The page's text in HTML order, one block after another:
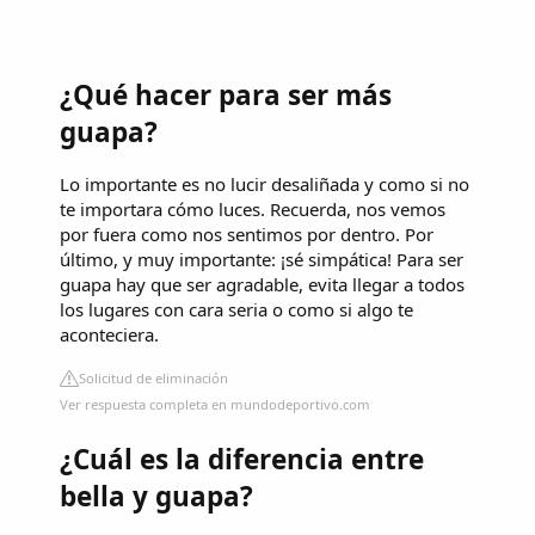
¿Qué hacer para ser más
guapa?
Lo importante es no lucir desaliñada y como si no
te importara cómo luces. Recuerda, nos vemos
por fuera como nos sentimos por dentro. Por
último, y muy importante: ¡sé simpática! Para ser
guapa hay que ser agradable, evita llegar a todos
los lugares con cara seria o como si algo te
aconteciera.
Solicitud de eliminación
Ver respuesta completa en mundodeportivo.com
¿Cuál es la diferencia entre
bella y guapa?